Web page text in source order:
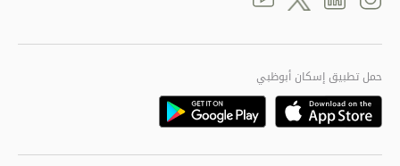
instagram
linkedin
Twitter
Youtube
حمل تطبيق إسكان أبوظبي
Appstore
Playstore